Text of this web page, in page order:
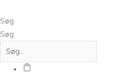
Søg
Søg